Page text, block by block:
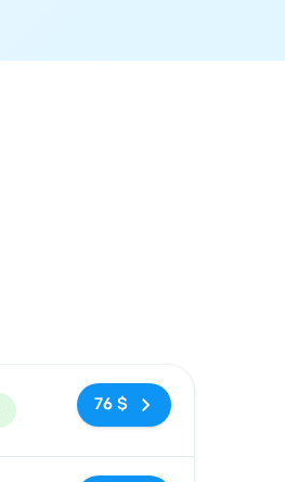
76 $